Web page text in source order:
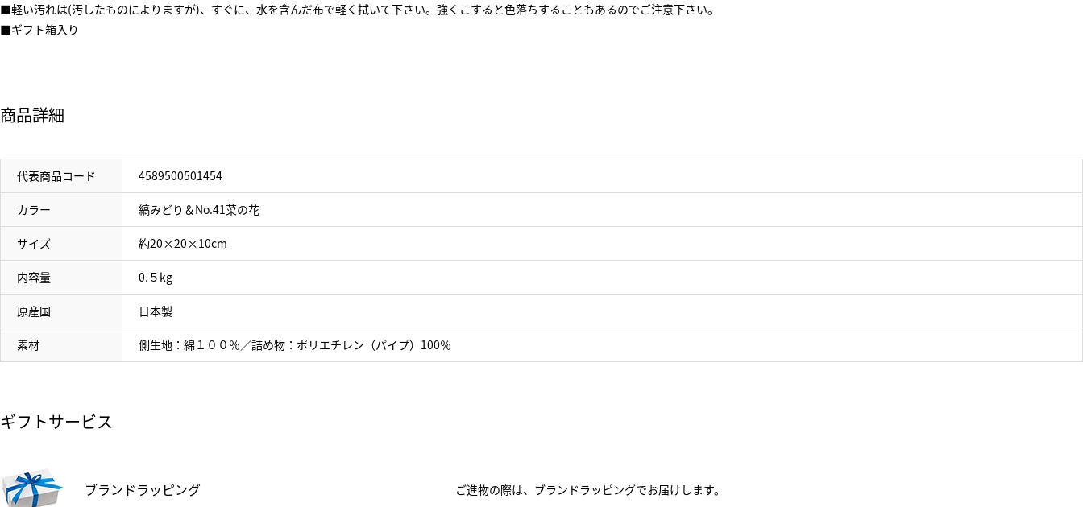
■軽い汚れは(汚したものによりますが)、すぐに、水を含んだ布で軽く拭いて下さい。強くこすると色落ちすることもあるのでご注意下さい。
■ギフト箱入り
商品詳細
代表商品コード 4589500501454
カラー 縞みどり＆No.41菜の花
サイズ 約20×20×10cm
内容量 0.５kg
原産国 日本製
素材 側生地：綿１００％／詰め物：ポリエチレン（パイプ）100％
ギフトサービス
ブランドラッピング ご進物の際は、ブランドラッピングでお届けします。